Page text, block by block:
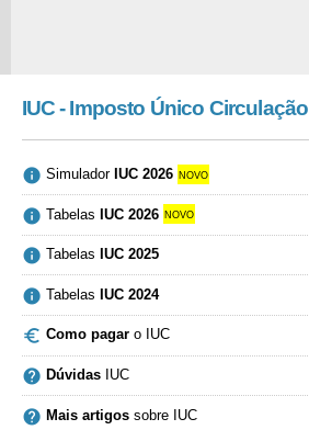
IUC - Imposto Único Circulação
 Simulador IUC 2026 novo
 Tabelas IUC 2026 novo
 Tabelas IUC 2025
 Tabelas IUC 2024
 Como pagaro IUC
 DúvidasIUC
 Mais artigossobre IUC